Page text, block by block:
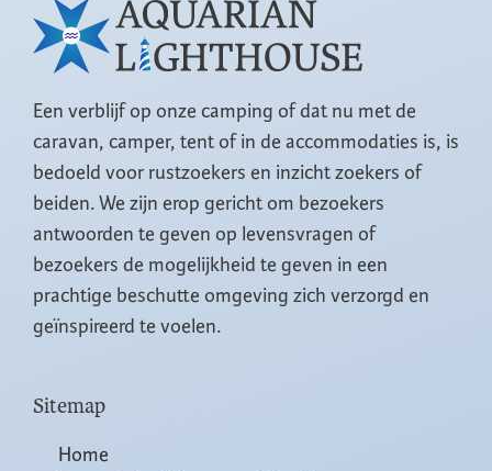
Een verblijf op onze camping of dat nu met de
caravan, camper, tent of in de accommodaties is, is
bedoeld voor rustzoekers en inzicht zoekers of
beiden. We zijn erop gericht om bezoekers
antwoorden te geven op levensvragen of
bezoekers de mogelijkheid te geven in een
prachtige beschutte omgeving zich verzorgd en
geïnspireerd te voelen.
Sitemap
Home